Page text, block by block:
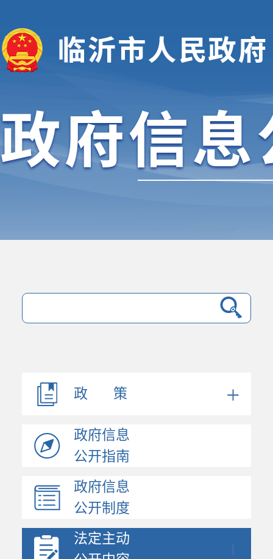
政 策
政府信息
公开指南
政府信息
公开制度
法定主动
人事信息
政府工作报告
统计信息
政府采购
价格与收费
行政许可和其他对外管...
行政权力